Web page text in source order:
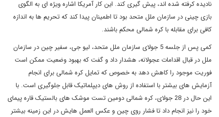
نادیده کرفته شده اند، پیش گیری کند. این کار آمریکا اشاره ویژه ای به الگوی
بازی چینی در سازمان ملل متحد بود تا اطمینان پیدا کند که تحریم ها به اندازه
کافی برای مقابله با کره شمالی محکم باشند.
کمی پس از جلسه 5 جولای سازمان ملل متحد، لیو جی، سفیر چین در سازمان
ملل در قبال اقدامات عجولانه، هشدار داد و گفت که بهبود وضعیت ممکن است
فوریت موجود را کاهش دهد به خصوص که تمایل کره شمالی برای انجام
آزمایش های بیشتر با استفاده از روش های دیپلماتیک قابل جلوگیری است. با
این حال در 28 جولای، کره شمالی دومین تست موشک های بالستیک قاره پیمای
خود را نیز انجام داد تا فشار روی چین و عکس العمل هایش در این زمینه بیشتر